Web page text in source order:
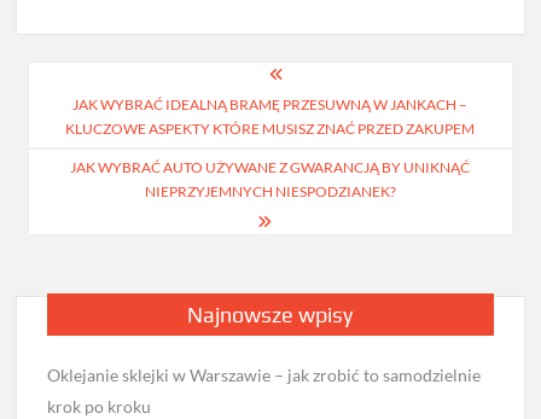
wpisuJAK WYBRAĆ IDEALNĄ BRAMĘ PRZESUWNĄ W JANKACH –
KLUCZOWE ASPEKTY KTÓRE MUSISZ ZNAĆ PRZED ZAKUPEM
JAK WYBRAĆ AUTO UŻYWANE Z GWARANCJĄ BY UNIKNĄĆ
NIEPRZYJEMNYCH NIESPODZIANEK?
Najnowsze wpisy
Oklejanie sklejki w Warszawie – jak zrobić to samodzielnie
krok po kroku